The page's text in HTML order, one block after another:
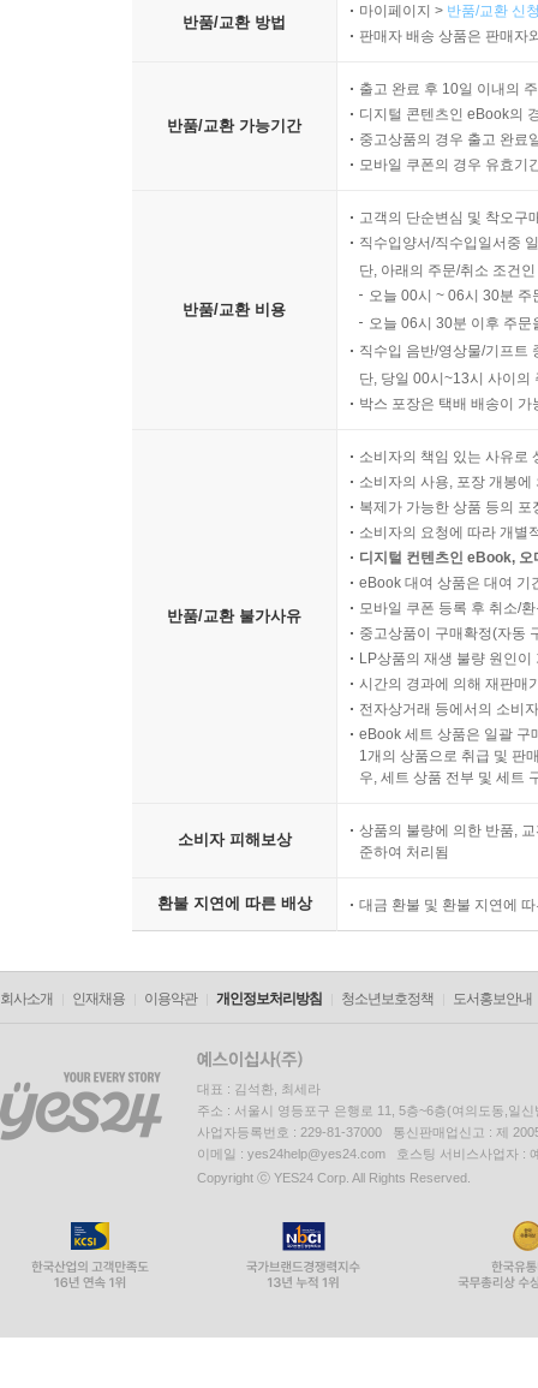
반품/교환 방법
마이페이지 > 반품/교환 신
판매자 배송 상품은 판매자
반품/교환 가능기간
출고 완료 후 10일 이내의
디지털 콘텐츠인 eBook의
중고상품의 경우 출고 완료
모바일 쿠폰의 경우 유효기
반품/교환 비용
고객의 단순변심 및 착오구
직수입양서/직수입일서중
단, 아래의 주문/취소 조건
오늘 00시 ~ 06시 30분
오늘 06시 30분 이후 주
직수입 음반/영상물/기프트
단, 당일 00시~13시 사이의
박스 포장은 택배 배송이
반품/교환 불가사유
소비자의 책임 있는 사유로
소비자의 사용, 포장 개봉
복제가 가능한 상품 등의
소비자의 요청에 따라 개별
디지털 컨텐츠인 eBook,
eBook 대여 상품은 대여 기
모바일 쿠폰 등록 후 취소/
중고상품이 구매확정(자동
LP상품의 재생 불량 원인
시간의 경과에 의해 재판매
전자상거래 등에서의 소비
eBook 세트 상품은 일괄 구
1개의 상품으로 취급 및 판
우, 세트 상품 전부 및 세트
소비자 피해보상
상품의 불량에 의한 반품,
준하여 처리됨
환불 지연에 따른 배상 대금 환불 및 환불 지연에
회사소개 인재채용 이용약관 개인정보처리방침 청소년보호정책 도서홍보안내
대표 : 김석환, 최세라
주소 : 서울시 영등포구 은행로 11, 5층~6층(여의도동,일신
사업자등록번호 : 229-81-37000 통신판매업신고 : 제
이메일 : yes24help@yes24.com 호스팅 서비스사업자 :
Copyright ⓒ YES24 Corp. All Rights Reserved.